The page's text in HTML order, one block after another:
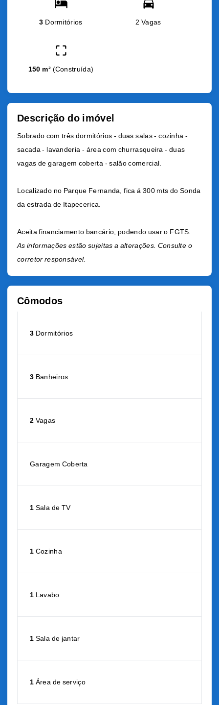
3 Dormitórios 2 Vagas
150 m² (Construída)
Descrição do imóvel
Sobrado com três dormitórios - duas salas - cozinha -
sacada - lavanderia - área com churrasqueira - duas
vagas de garagem coberta - salão comercial.
Localizado no Parque Fernanda, fica á 300 mts do Sonda
da estrada de Itapecerica.
Aceita financiamento bancário, podendo usar o FGTS.
As informações estão sujeitas a alterações. Consulte o
corretor responsável.
Cômodos
3 Dormitórios
3 Banheiros
2 Vagas
Garagem Coberta
1 Sala de TV
1 Cozinha
1 Lavabo
1 Sala de jantar
1 Área de serviço